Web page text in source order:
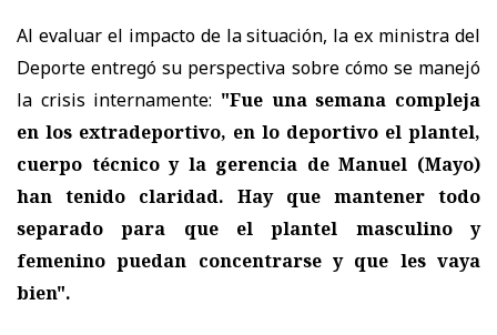
Al evaluar el impacto de la situación, la ex ministra del
Deporte entregó su perspectiva sobre cómo se manejó
la crisis internamente: "Fue una semana compleja
en los extradeportivo, en lo deportivo el plantel,
cuerpo técnico y la gerencia de Manuel (Mayo)
han tenido claridad. Hay que mantener todo
separado para que el plantel masculino y
femenino puedan concentrarse y que les vaya
bien".